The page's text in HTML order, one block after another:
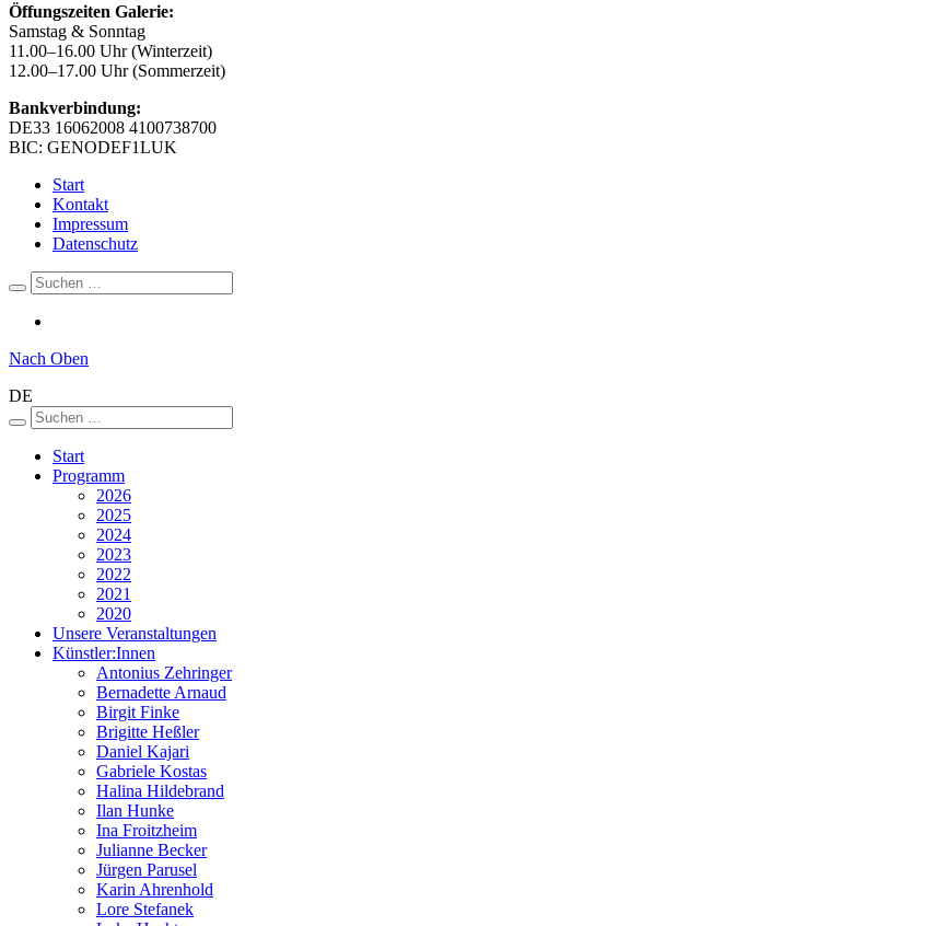
Öffungszeiten Galerie:
Samstag & Sonntag
11.00–16.00 Uhr (Winterzeit)
12.00–17.00 Uhr (Sommerzeit)
Bankverbindung:
DE33 16062008 4100738700
BIC: GENODEF1LUK
Start
Kontakt
Impressum
Datenschutz
Nach Oben
DE
Start
Programm
2026
2025
2024
2023
2022
2021
2020
Unsere Veranstaltungen
Künstler:Innen
Antonius Zehringer
Bernadette Arnaud
Birgit Finke
Brigitte Heßler
Daniel Kajari
Gabriele Kostas
Halina Hildebrand
Ilan Hunke
Ina Froitzheim
Julianne Becker
Jürgen Parusel
Karin Ahrenhold
Lore Stefanek